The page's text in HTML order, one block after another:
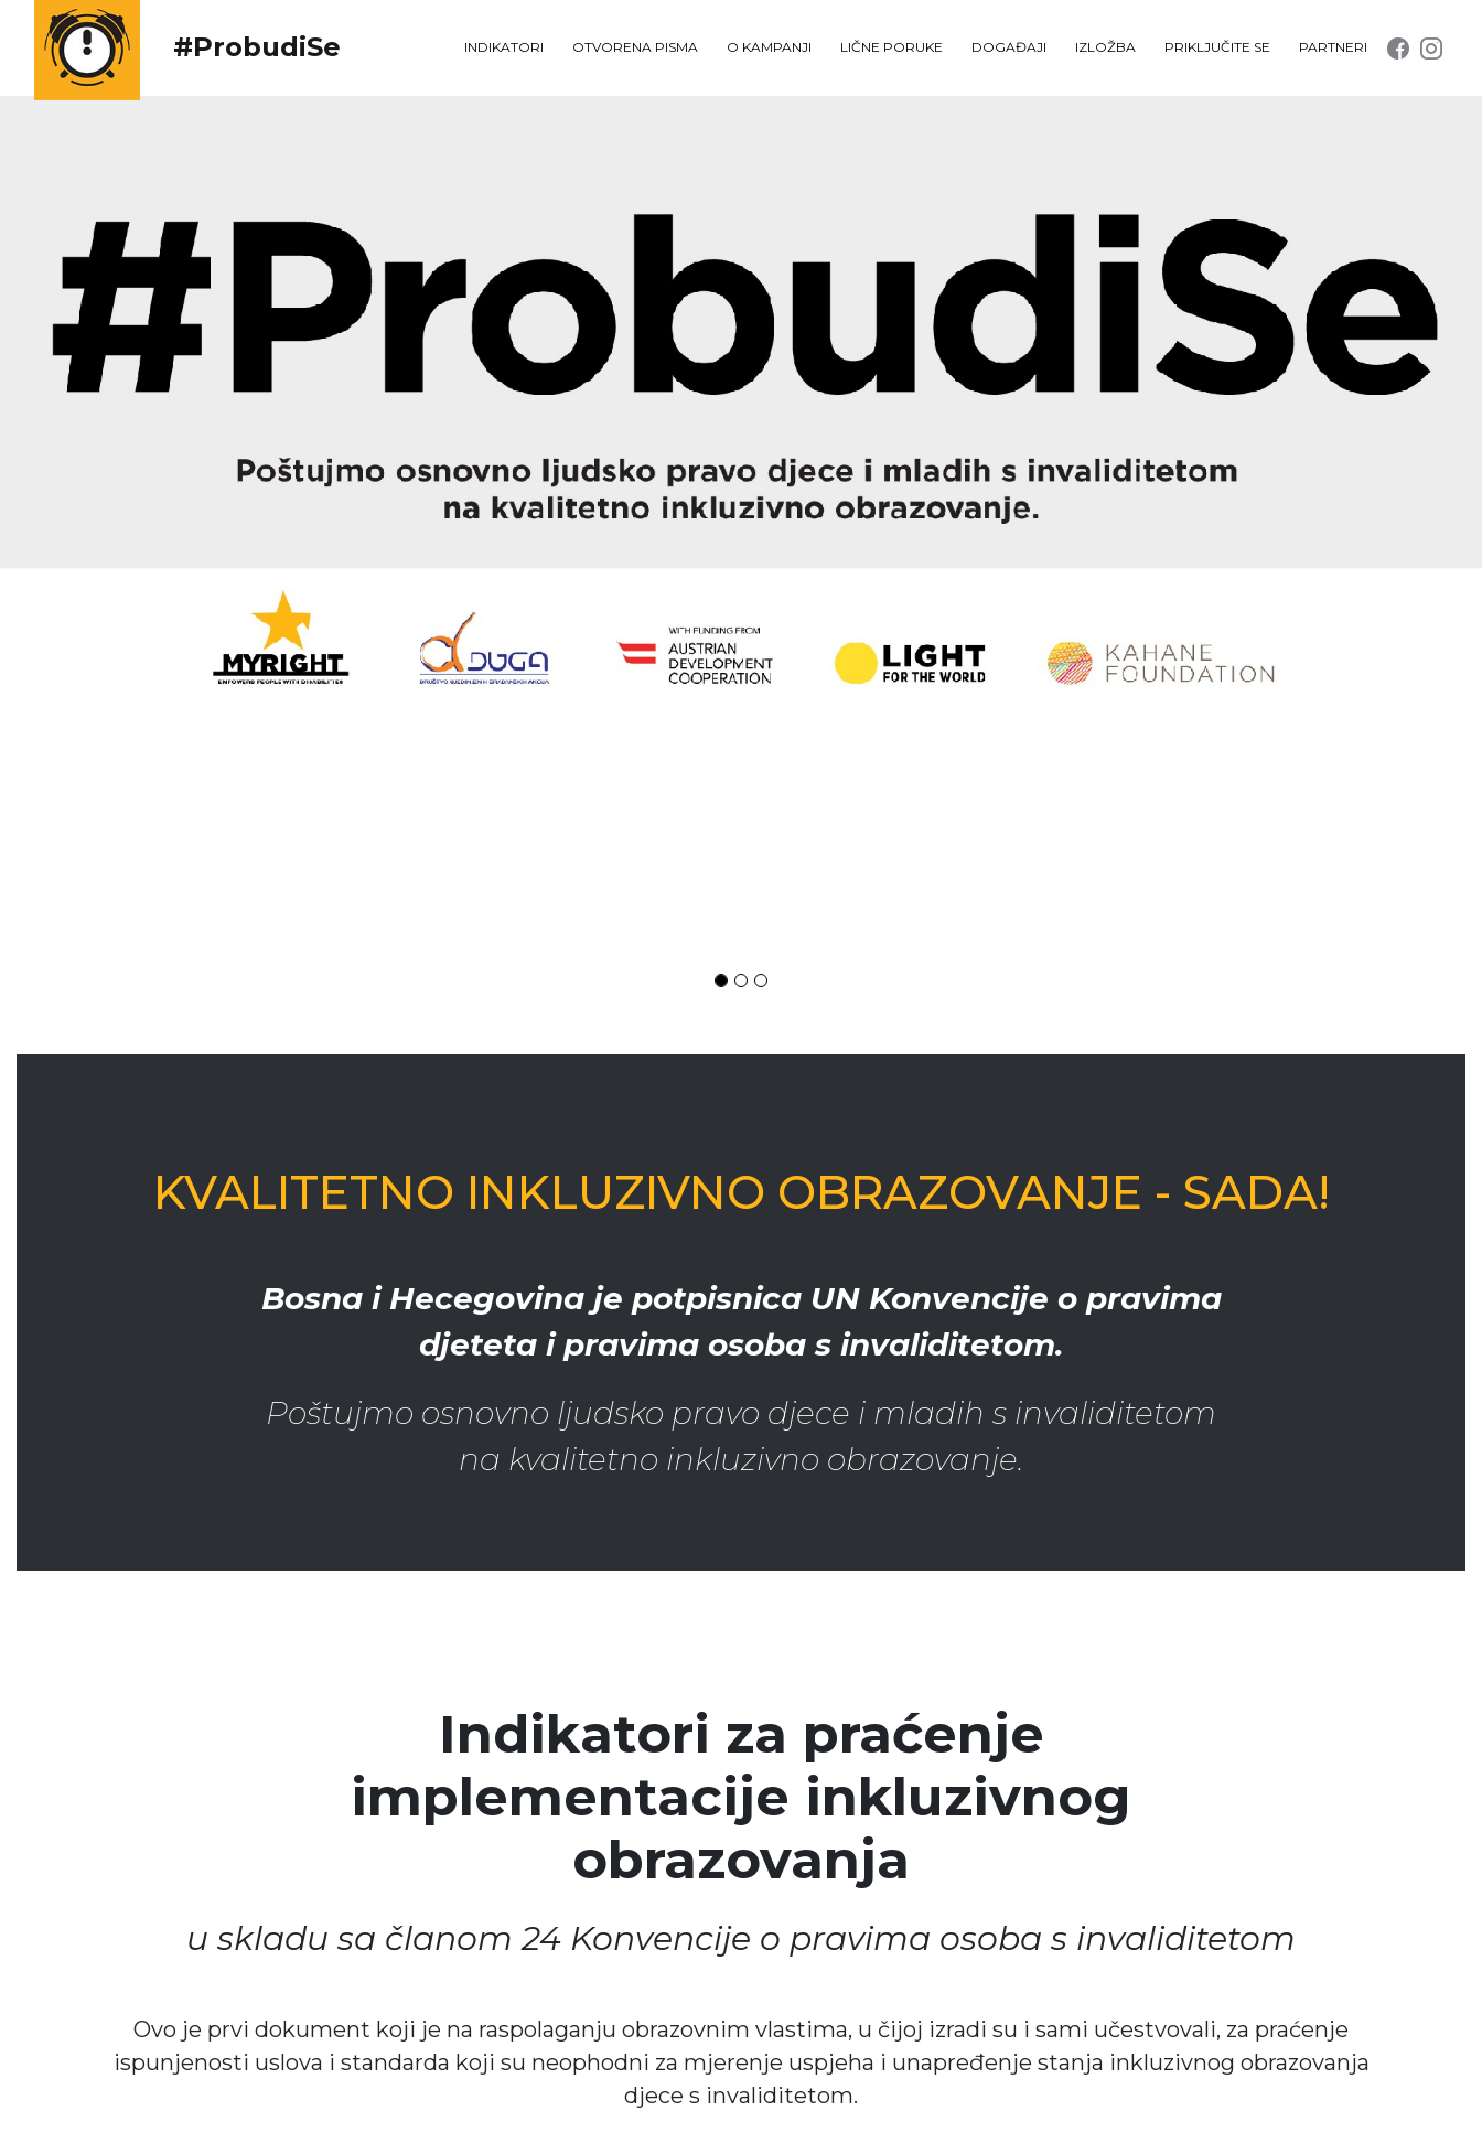
#ProbudiSe INDIKATORI OTVORENA PISMA O KAMPANJI LIČNE PORUKE DOGAĐAJI IZLOŽBA PRIKLJUČITE SE PARTNERI
KVALITETNO INKLUZIVNO OBRAZOVANJE - SADA!
Bosna i Hecegovina je potpisnica UN Konvencije o pravima
djeteta i pravima osoba s invaliditetom.
Poštujmo osnovno ljudsko pravo djece i mladih s invaliditetom
na kvalitetno inkluzivno obrazovanje.
Indikatori za praćenje
implementacije inkluzivnog
obrazovanja
u skladu sa članom 24 Konvencije o pravima osoba s invaliditetom
Ovo je prvi dokument koji je na raspolaganju obrazovnim vlastima, u čijoj izradi su i sami učestvovali, za praćenje
ispunjenosti uslova i standarda koji su neophodni za mjerenje uspjeha i unapređenje stanja inkluzivnog obrazovanja
djece s invaliditetom.